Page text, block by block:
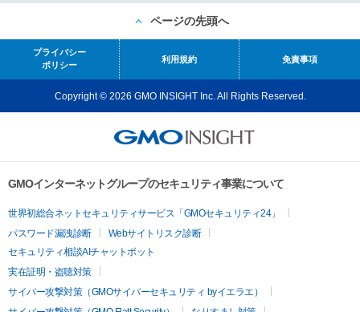
ページの先頭へ
プライバシー
ポリシー
利用規約 免責事項
Copyright © 2026 GMO INSIGHT Inc. All Rights Reserved.
GMOインターネットグループのセキュリティ事業について
世界初総合ネットセキュリティサービス「GMOセキュリティ24」
パスワード漏洩診断
Webサイトリスク診断
セキュリティ相談AIチャットボット
実在証明・盗聴対策
サイバー攻撃対策（GMOサイバーセキュリティ byイエラエ）